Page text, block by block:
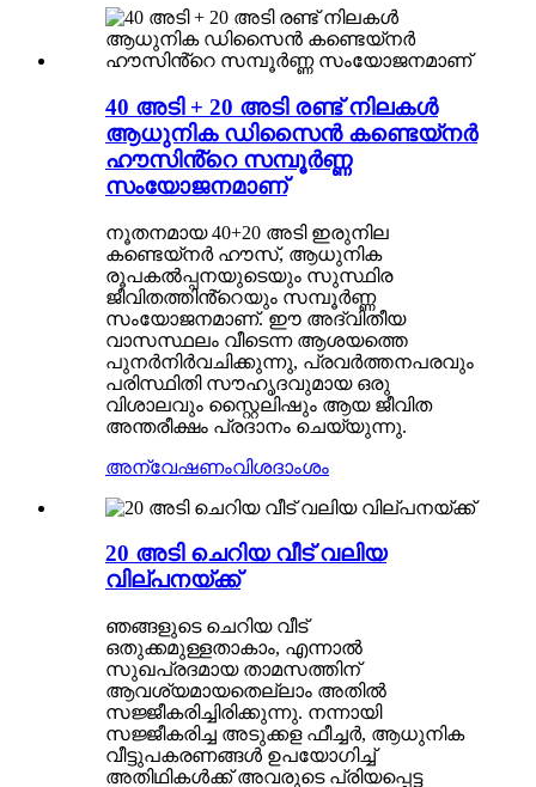
40 അടി + 20 അടി രണ്ട് നിലകൾ
ആധുനിക ഡിസൈൻ കണ്ടെയ്‌നർ
ഹൗസിൻ്റെ സമ്പൂർണ്ണ
സംയോജനമാണ്
നൂതനമായ 40+20 അടി ഇരുനില
കണ്ടെയ്‌നർ ഹൗസ്, ആധുനിക
രൂപകൽപ്പനയുടെയും സുസ്ഥിര
ജീവിതത്തിൻ്റെയും സമ്പൂർണ്ണ
സംയോജനമാണ്. ഈ അദ്വിതീയ
വാസസ്ഥലം വീടെന്ന ആശയത്തെ
പുനർനിർവചിക്കുന്നു, പ്രവർത്തനപരവും
പരിസ്ഥിതി സൗഹൃദവുമായ ഒരു
വിശാലവും സ്റ്റൈലിഷും ആയ ജീവിത
അന്തരീക്ഷം പ്രദാനം ചെയ്യുന്നു.
അന്വേഷണംവിശദാംശം
20 അടി ചെറിയ വീട് വലിയ
വില്പനയ്ക്ക്
ഞങ്ങളുടെ ചെറിയ വീട്
ഒതുക്കമുള്ളതാകാം, എന്നാൽ
സുഖപ്രദമായ താമസത്തിന്
ആവശ്യമായതെല്ലാം അതിൽ
സജ്ജീകരിച്ചിരിക്കുന്നു. നന്നായി
സജ്ജീകരിച്ച അടുക്കള ഫീച്ചർ, ആധുനിക
വീട്ടുപകരണങ്ങൾ ഉപയോഗിച്ച്
അതിഥികൾക്ക് അവരുടെ പ്രിയപ്പെട്ട